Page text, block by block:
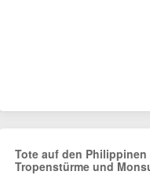
Tote auf den Philippinen
Tropenstürme und